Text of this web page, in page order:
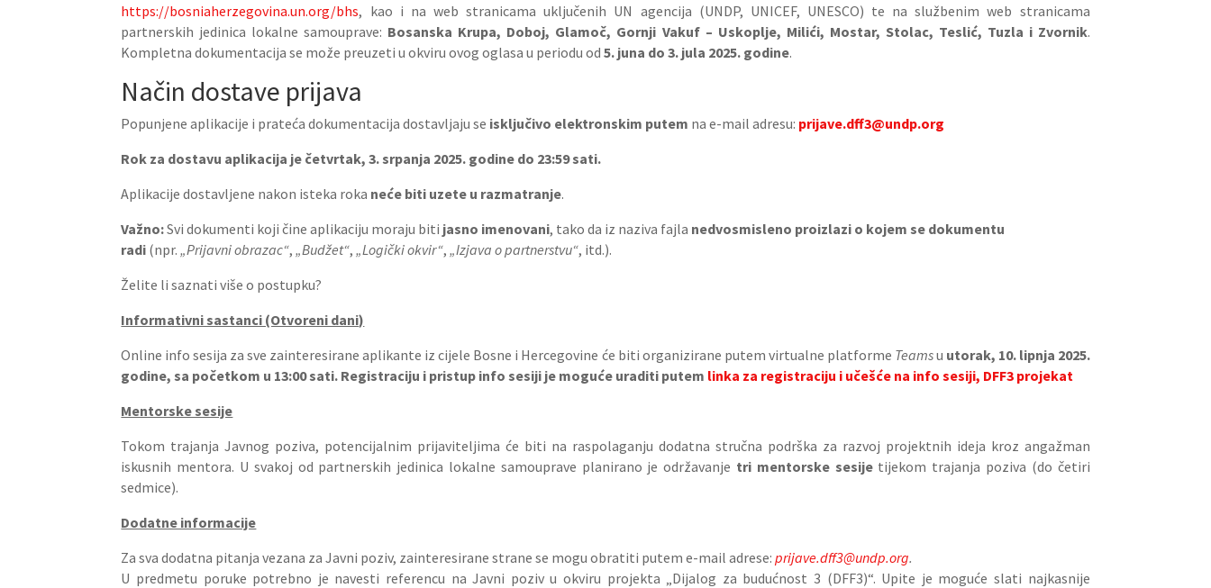
https://bosniaherzegovina.un.org/bhs, kao i na web stranicama uključenih UN agencija (UNDP, UNICEF, UNESCO) te na službenim web stranicama
partnerskih jedinica lokalne samouprave: Bosanska Krupa, Doboj, Glamoč, Gornji Vakuf – Uskoplje, Milići, Mostar, Stolac, Teslić, Tuzla i Zvornik.
Kompletna dokumentacija se može preuzeti u okviru ovog oglasa u periodu od5. juna do 3. jula 2025. godine.
Način dostave prijava
Popunjene aplikacije i prateća dokumentacija dostavljaju se isključivo elektronskim putem na e-mail adresu: prijave.dff3@undp.org
Rok za dostavu aplikacija je četvrtak, 3. srpanja 2025. godine do 23:59 sati.
Aplikacije dostavljene nakon isteka roka neće biti uzete u razmatranje.
Važno:Svi dokumenti koji čine aplikaciju moraju biti jasno imenovani, tako da iz naziva fajla nedvosmisleno proizlazi o kojem se dokumentu
radi (npr.„Prijavni obrazac“,„Budžet“,„Logički okvir“,„Izjava o partnerstvu“, itd.).
Želite li saznati više o postupku?
Informativni sastanci (Otvoreni dani)
Online info sesija za sve zainteresirane aplikante iz cijele Bosne i Hercegovine će biti organizirane putem virtualne platforme Teamsu utorak, 10. lipnja 2025.
godine, sa početkom u 13:00 sati. Registraciju i pristup info sesiji je moguće uraditi putem linka za registraciju i učešće na info sesiji, DFF3 projekat
Mentorske sesije
Tokom trajanja Javnog poziva, potencijalnim prijaviteljima će biti na raspolaganju dodatna stručna podrška za razvoj projektnih ideja kroz angažman
iskusnih mentora. U svakoj od partnerskih jedinica lokalne samouprave planirano je održavanje tri mentorske sesijetijekom trajanja poziva (do četiri
sedmice).
Dodatne informacije
Za sva dodatna pitanja vezana za Javni poziv, zainteresirane strane se mogu obratiti putem e-mail adrese:prijave.dff3@undp.org.
U predmetu poruke potrebno je navesti referencu na Javni poziv u okviru projekta „Dijalog za budućnost 3 (DFF3)“. Upite je moguće slati najkasnije